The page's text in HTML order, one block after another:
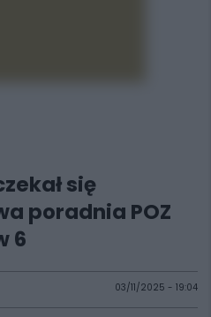
się
poradnia POZ
6
03/11/2025 - 19:04